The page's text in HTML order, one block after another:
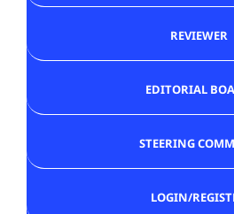
REVIEWER
EDITORIAL
STEERING
LOGIN/